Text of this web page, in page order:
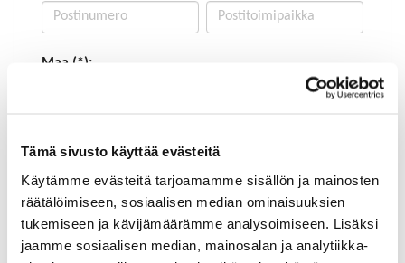
Tämä sivusto käyttää evästeitä
Käytämme evästeitä tarjoamamme sisällön ja mainosten
räätälöimiseen, sosiaalisen median ominaisuuksien
tukemiseen ja kävijämäärämme analysoimiseen. Lisäksi
jaamme sosiaalisen median, mainosalan ja analytiikka-
Maa (*):
Haluan tilata Satakunnan kauppakamari
uutiskirjeen
Olen lukenut Satakunnan kauppakamarin
tietosuojaselosteenja hyväksyn henkilötietojeni
käsittelyn (*)